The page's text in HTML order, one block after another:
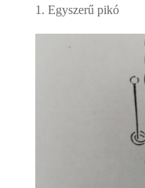
1. Egyszerű pikó